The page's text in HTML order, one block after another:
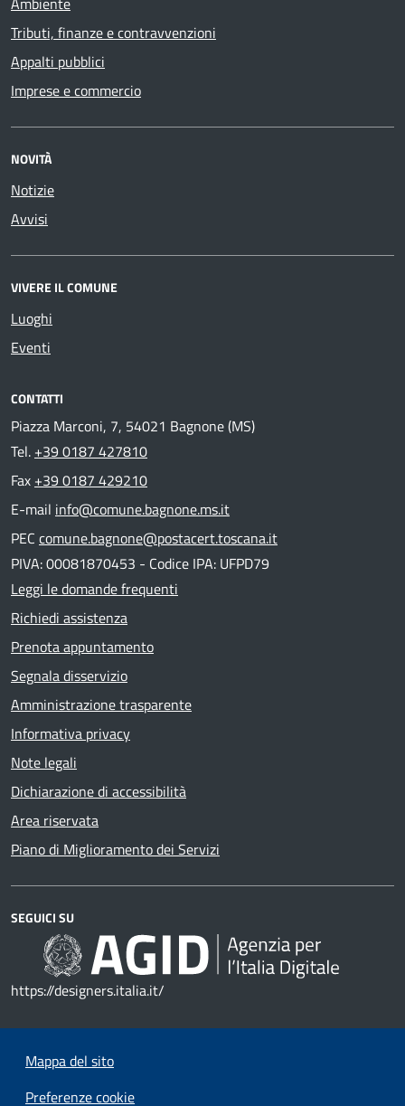
Tributi, finanze e contravvenzioni
Appalti pubblici
Imprese e commercio
NOVITÀ
Notizie
Avvisi
VIVERE IL COMUNE
Luoghi
Eventi
CONTATTI
Piazza Marconi, 7, 54021 Bagnone (MS)
Tel. +39 0187 427810
Fax +39 0187 429210
E-mail info@comune.bagnone.ms.it
PEC comune.bagnone@postacert.toscana.it
PIVA: 00081870453 - Codice IPA: UFPD79
Leggi le domande frequenti
Richiedi assistenza
Prenota appuntamento
Segnala disservizio
Amministrazione trasparente
Informativa privacy
Note legali
Dichiarazione di accessibilità
Area riservata
Piano di Miglioramento dei Servizi
SEGUICI SU
https://designers.italia.it/
Mappa del sito
Preferenze cookie